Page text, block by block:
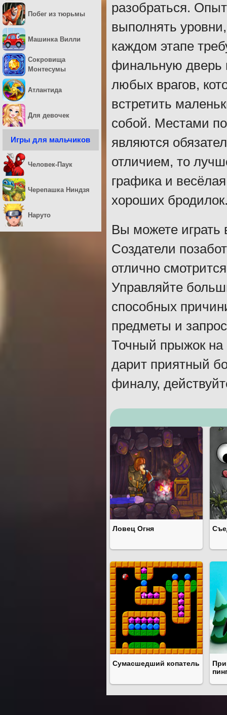
разобраться.
выполнять
каждом этапе
финальную дверь
любых врагов,
встретить
собой. Местами
являются
отличием, то
графика и
хороших
Вы можете играть
Создатели
отлично
Управляйте
способных
предметы и
Точный прыжок на
дарит приятный
финалу,
Ловец Огня
Сумасшедший копатель
Побег из тюрьмы
Машинка Вилли
Сокровища
Монтесумы
Атлантида
Для девочек
Игры для мальчиков
Человек-Паук
Черепашка Ниндзя
Наруто